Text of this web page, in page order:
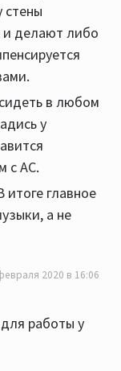
стены
и делают либо
в любом
у
с АС.
итоге главное
а не
2020 в 16:06
работы у